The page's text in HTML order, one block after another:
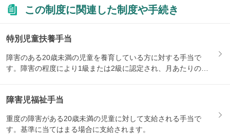
この制度に関連した制度や手続き
特別児童扶養手当
障害のある20歳未満の児童を養育している方に対する手当で
す。障害の程度により1級または2級に認定され、月あたりの支
障害児福祉手当
重度の障害がある20歳未満の児童に対して支給される手当で
す。基準に当てはまる場合に支給されます。